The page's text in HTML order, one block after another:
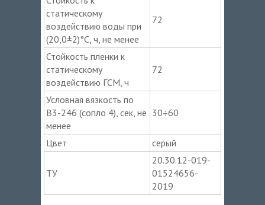
статическому
воздействию воды при
(20,0±2)°С, ч, не менее
72
Стойкость пленки к
статическому
воздействию ГСМ, ч
72
Условная вязкость по
В3-246 (сопло 4), сек, не
менее
30÷60
Цвет серый
ТУ
20.30.12-019-
01524656-
2019